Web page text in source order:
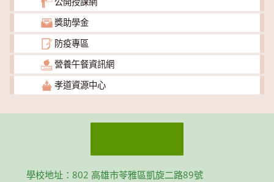
獎助學金
防疫專區
營養午餐資訊網
孝道資源中心
學校地址：802 高雄市苓雅區凱旋二路89號